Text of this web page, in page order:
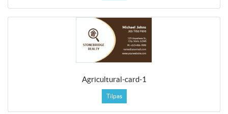
Agricultural-card-1
Tilpas